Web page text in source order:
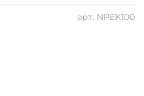
арт. NPEK100